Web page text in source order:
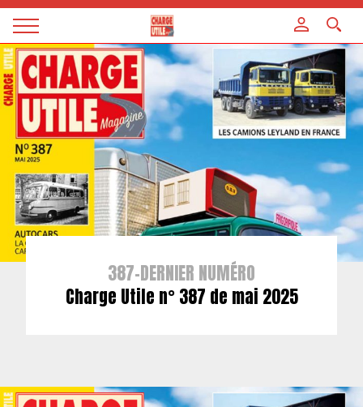
Magazine
Charge
utile
387-DERNIER NUMÉRO
Charge Utile n° 387 de mai 2025
Panneau de gestion des cookies